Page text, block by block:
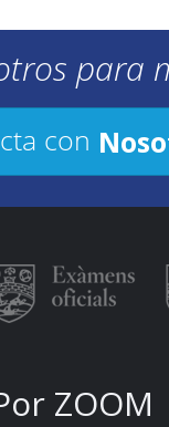
para
con
ZOOM